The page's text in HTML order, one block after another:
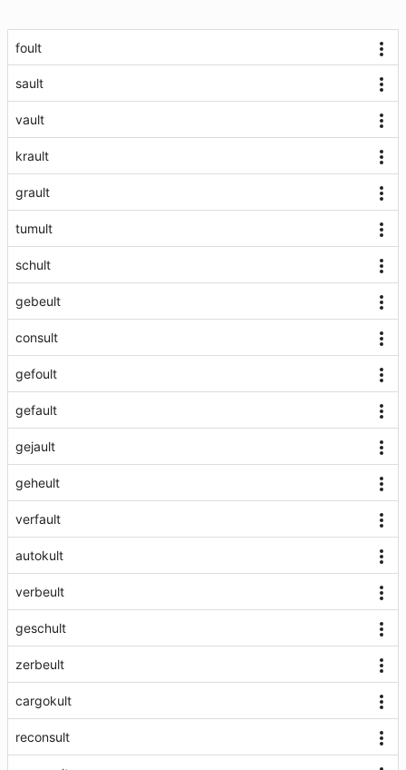
foult
sault
vault
krault
grault
tumult
schult
gebeult
consult
gefoult
gefault
gejault
geheult
verfault
autokult
verbeult
geschult
zerbeult
cargokult
reconsult